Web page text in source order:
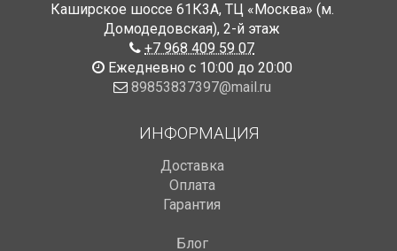
Каширское шоссе 61К3А, ТЦ «Москва» (м.
Домодедовская), 2-й этаж
+7 968 409 59 07
Ежедневно с 10:00 до 20:00
89853837397@mail.ru
ИНФОРМАЦИЯ
Доставка
Оплата
Гарантия
Блог